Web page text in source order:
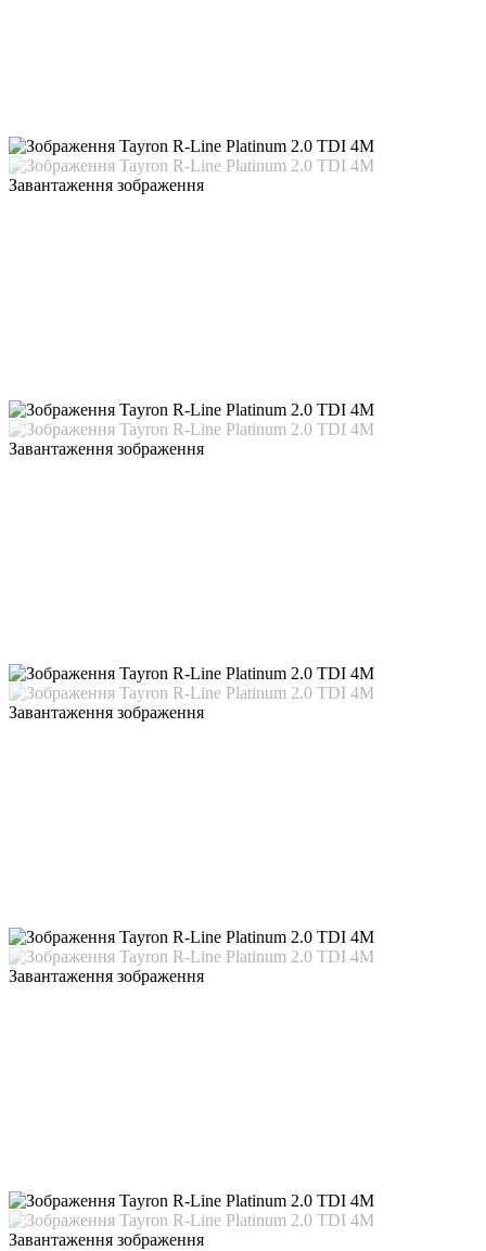
Завантаження зображення
Завантаження зображення
Завантаження зображення
Завантаження зображення
Завантаження зображення